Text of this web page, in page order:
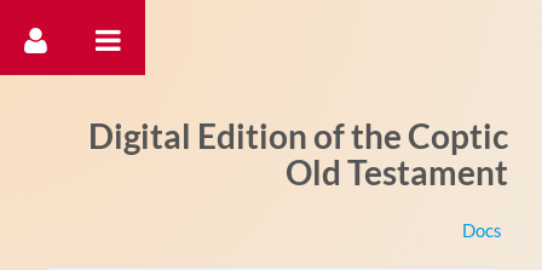
Digital Edition of the Coptic
Old Testament
Docs